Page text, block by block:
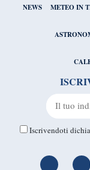
NEWS METEO IN
Iscrivendoti